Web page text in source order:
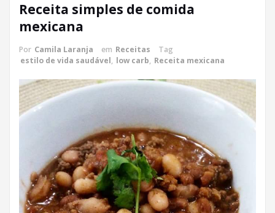
Receita simples de comida
mexicana
Por Camila Laranja em Receitas
Tag
estilo de vida saudável, low carb, Receita mexicana